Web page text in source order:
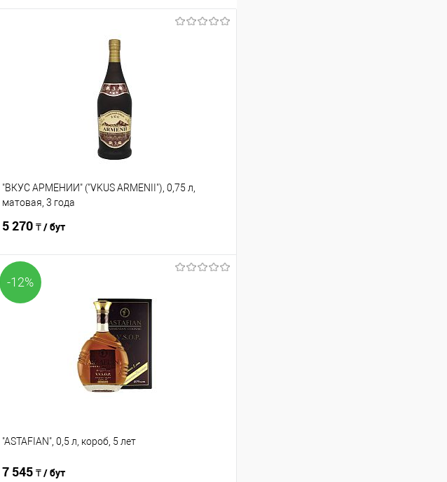
"ВКУС АРМЕНИИ" ("VKUS ARMENII"), 0,75 л,
матовая, 3 года
5 270 ₸ / бут
-12%
"ASTAFIAN", 0,5 л, короб, 5 лет
7 545 ₸ / бут